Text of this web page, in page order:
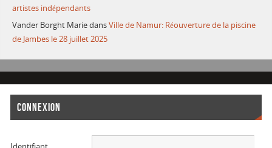
artistes indépendants
Vander Borght MariedansVille de Namur: Réouverture de la piscine
de Jambes le 28 juillet 2025
CONNEXION